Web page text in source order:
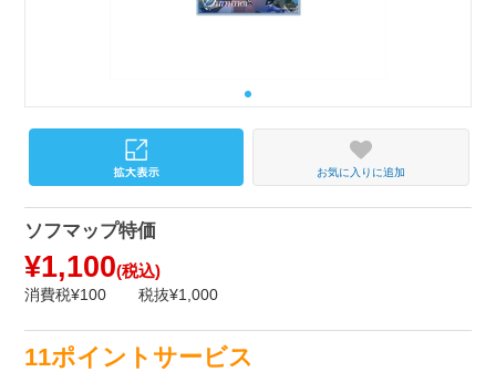
お気に入りに追加
ソフマップ特価
¥1,100(税込)
消費税¥100 税抜¥1,000
11ポイントサービス